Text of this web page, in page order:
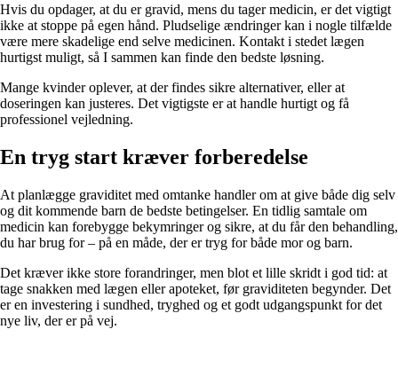
Hvis du opdager, at du er gravid, mens du tager medicin, er det vigtigt
ikke at stoppe på egen hånd. Pludselige ændringer kan i nogle tilfælde
være mere skadelige end selve medicinen. Kontakt i stedet lægen
hurtigst muligt, så I sammen kan finde den bedste løsning.
Mange kvinder oplever, at der findes sikre alternativer, eller at
doseringen kan justeres. Det vigtigste er at handle hurtigt og få
professionel vejledning.
En tryg start kræver forberedelse
At planlægge graviditet med omtanke handler om at give både dig selv
og dit kommende barn de bedste betingelser. En tidlig samtale om
medicin kan forebygge bekymringer og sikre, at du får den behandling,
du har brug for – på en måde, der er tryg for både mor og barn.
Det kræver ikke store forandringer, men blot et lille skridt i god tid: at
tage snakken med lægen eller apoteket, før graviditeten begynder. Det
er en investering i sundhed, tryghed og et godt udgangspunkt for det
nye liv, der er på vej.